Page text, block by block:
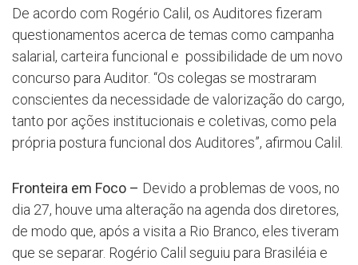
De acordo com Rogério Calil, os Auditores fizeram
questionamentos acerca de temas como campanha
salarial, carteira funcional e possibilidade de um novo
concurso para Auditor. “Os colegas se mostraram
conscientes da necessidade de valorização do cargo,
tanto por ações institucionais e coletivas, como pela
própria postura funcional dos Auditores”, afirmou Calil.
Fronteira em Foco – Devido a problemas de voos, no
dia 27, houve uma alteração na agenda dos diretores,
de modo que, após a visita a Rio Branco, eles tiveram
que se separar. Rogério Calil seguiu para Brasiléia e